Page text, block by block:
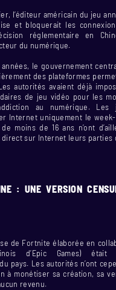
l’éditeur américain du jeu
et bloquerait les
réglementaire en
du numérique.
le gouvernement
des plateformes
autorités avaient déjà
de jeu vidéo pour les
au numérique. Les
Internet uniquement le
moins de 16 ans n’ont
sur Internet leurs parties
: UNE VERSION
de Fortnite élaborée en
d’Epic Games)
pays. Les autorités n’ont
à monétiser sa création, sa
revenu.